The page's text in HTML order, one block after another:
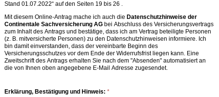
Stand 01.07.2022“ auf den Seiten 19 bis 26 .
Mit diesem Online-Antrag mache ich auch die Datenschutzhinweise der
Continentale Sachversicherung AGbei Abschluss des Versicherungsvertrags
zum Inhalt des Antrags und bestätige, dass ich am Vertrag beteiligte Personen
(z. B. mitversicherte Personen) zu den Datenschutzhinweisen informiere. Ich
bin damit einverstanden, dass der vereinbarte Beginn des
Versicherungsschutzes vor dem Ende der Widerrufsfrist liegen kann. Eine
Zweitschrift des Antrags erhalten Sie nach dem "Absenden" automatisiert an
die von Ihnen oben angegebene E-Mail Adresse zugesendet.
Erklärung, Bestätigung und Hinweis: *